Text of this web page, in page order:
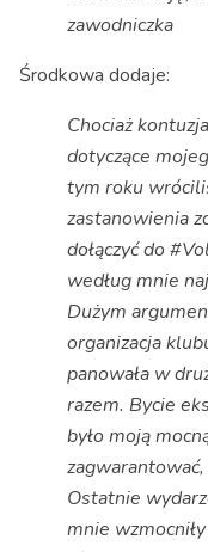
zawodniczka
Środkowa dodaje:
Chociaż
dotyczące
tym roku
zastanowienia
dołączyć do
według mnie
Dużym
organizacja
panowała w
razem. Bycie
było moją
Ostatnie
mnie